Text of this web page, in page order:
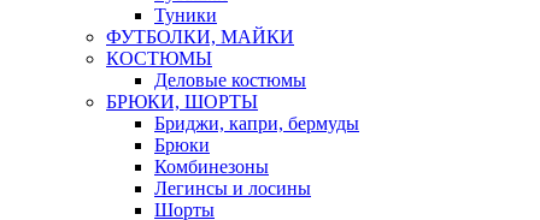
Туники
ФУТБОЛКИ, МАЙКИ
КОСТЮМЫ
Деловые костюмы
БРЮКИ, ШОРТЫ
Бриджи, капри, бермуды
Брюки
Комбинезоны
Легинсы и лосины
Шорты